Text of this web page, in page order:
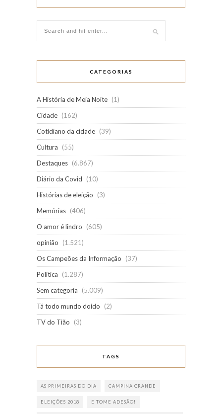
CATEGORIAS
A História de Meia Noite (1)
Cidade (162)
Cotidiano da cidade (39)
Cultura
(55)
Destaques (6.867)
Diário da Covid
(10)
Histórias de eleição
(3)
Memórias (406)
O amor é lindro
(605)
opinião
(1.521)
Os Campeões da Informação
(37)
Política
(1.287)
Sem categoria
(5.009)
Tá todo mundo doido
(2)
TV do Tião
(3)
TAGS
AS PRIMEIRAS DO DIA CAMPINA GRANDE
ELEIÇÕES 2018 E TOME ADESÃO!